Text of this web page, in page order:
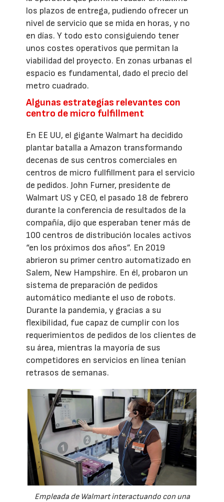
los plazos de entrega, pudiendo ofrecer un
nivel de servicio que se mida en horas, y no
en días. Y todo esto consiguiendo tener
unos costes operativos que permitan la
viabilidad del proyecto. En zonas urbanas el
espacio es fundamental, dado el precio del
metro cuadrado.
Algunas estrategías relevantes con
centro de micro fulfillment
En EE UU, el gigante Walmart ha decidido
plantar batalla a Amazon transformando
decenas de sus centros comerciales en
centros de micro fullfillment para el servicio
de pedidos. John Furner, presidente de
Walmart US y CEO, el pasado 18 de febrero
durante la conferencia de resultados de la
compañía, dijo que esperaban tener más de
100 centros de distribución locales activos
“en los próximos dos años”. En 2019
abrieron su primer centro automatizado en
Salem, New Hampshire. En él, probaron un
sistema de preparación de pedidos
automático mediante el uso de robots.
Durante la pandemia, y gracias a su
flexibilidad, fue capaz de cumplir con los
requerimientos de pedidos de los clientes de
su área, mientras la mayoría de sus
competidores en servicios en línea tenían
retrasos de semanas.
Empleada de Walmart interactuando con una